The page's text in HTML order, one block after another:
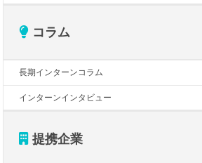
コラム
長期インターンコラム
インターンインタビュー
提携企業